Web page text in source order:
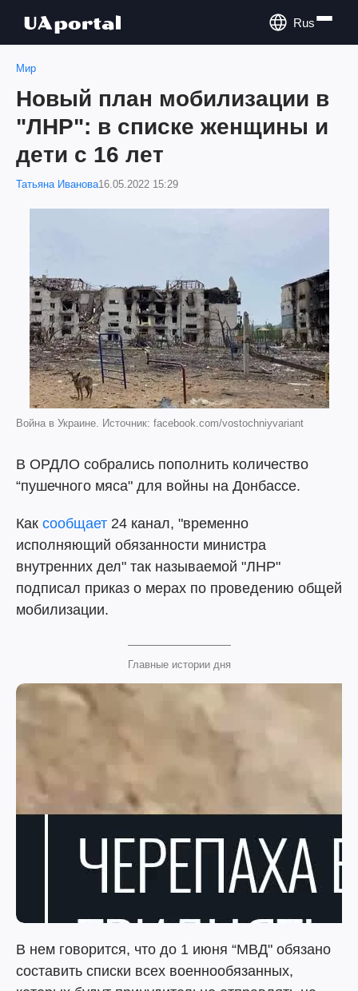
Rus
Мир
Новый план мобилизации в
"ЛНР": в списке женщины и
дети с 16 лет
Татьяна Иванова16.05.2022 15:29
Война в Украине. Источник: facebook.com/vostochniyvariant
В ОРДЛО собрались пополнить количество
“пушечного мяса" для войны на Донбассе.
Как сообщает 24 канал, "временно
исполняющий обязанности министра
внутренних дел" так называемой "ЛНР"
подписал приказ о мерах по проведению общей
мобилизации.
Главные истории дня
В нем говорится, что до 1 июня “МВД" обязано
составить списки всех военнообязанных,